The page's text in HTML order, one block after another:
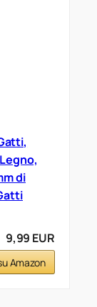
di
9,99 EUR
Amazon